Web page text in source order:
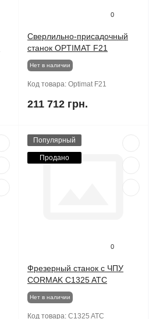
0
Сверлильно-присадочный
станок OPTIMAT F21
Нет в наличии
Код товара: Optimat F21
211 712 грн.
Популярный
Продано
0
Фрезерный станок с ЧПУ
CORMAK C1325 ATC
Нет в наличии
Код товара: C1325 ATC